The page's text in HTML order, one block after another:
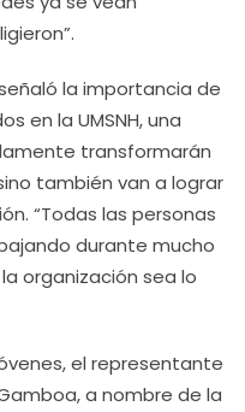
la importancia de
en la UMSNH, una
transformarán
también van a lograr
“Todas las personas
durante mucho
organización sea lo
el representante
a nombre de la